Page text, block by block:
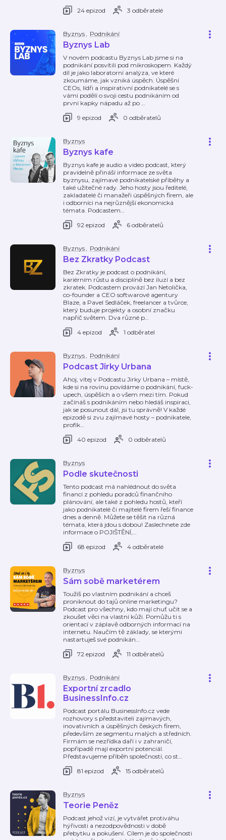
24 epizod
3 odběratelé
Byznys, Podnikání
Byznys Lab
V novém podcastu Byznys Lab jsme si na
podnikání posvítili pod mikroskopem. Každý
díl je jako laboratorní analýza, ve které
zkoumáme, jak vzniká úspěch. Úspěšní
CEOs, lídři a inspirativní podnikatelé se s
vámi podělí o svoji cestu podnikáním od
první kapky nápadu až po …
9 epizod
0 odběratelů
Byznys
Byznys kafe
Byznys kafe je audio a video podcast, který
pravidelně přináší informace ze světa
byznysu, zajímavé podnikatelské příběhy a
také užitečné rady. Jeho hosty jsou ředitelé,
zakladatelé či manažeři úspěšných firem, ale
i odborníci na nejrůznější ekonomická
témata. Podcastem…
92 epizod
6 odběratelů
Byznys, Podnikání
Bez Zkratky Podcast
Bez Zkratky je podcast o podnikání,
kariérním růstu a disciplíně bez iluzí a bez
zkratek. Podcastem provází Jan Netolička,
co-founder a CEO softwarové agentury
Blaze, a Pavel Sedláček, freelancer a tvůrce,
který buduje projekty a osobní značku
napříč světem. Dva různé p…
4 epizod
1 odběratel
Byznys, Podnikání
Podcast Jirky Urbana
Ahoj, vítej v Podcastu Jirky Urbana – místě,
kde si na rovinu povídáme o podnikání, fuck-
upech, úspěších a o všem mezi tím. Pokud
začínáš s podnikáním nebo hledáš inspiraci,
jak se posunout dál, jsi tu správně! V každé
epizodě si zvu zajímavé hosty – podnikatele,
profík…
40 epizod
0 odběratelů
Byznys
Podle skutečnosti
Tento podcast má nahlédnout do světa
financí z pohledu poradců finančního
plánování, ale také z pohledu hostů, kteří
jako podnikatelé či majitelé firem řeší finance
dnes a denně. Můžete se těšit na různá
témata, která jdou s dobou! Zaslechnete zde
informace o POJIŠTĚNÍ,…
68 epizod
4 odběratelé
Byznys
Sám sobě marketérem
Toužíš po vlastním podnikání a chceš
proniknout do tajů online marketingu?
Podcast pro všechny, kdo mají chuť učit se a
zkoušet věci na vlastní kůži. Pomůžu ti s
orientací v záplavě odborných informací na
internetu. Naučím tě základy, se kterými
nastartuješ své podnikán…
72 epizod
11 odběratelů
Byznys, Podnikání
Exportní zrcadlo
BusinessInfo.cz
Podcast portálu BusinessInfo.cz vede
rozhovory s představiteli zajímavých,
inovativních a úspěšných českých firem,
především ze segmentu malých a středních.
Firmám se nezřídka daří i v zahraničí,
popřípadě mají exportní potenciál.
Představujeme příběh společností, co st…
81 epizod
15 odběratelů
Byznys
Teorie Peněz
Podcast jehož vizí, je vytvářet protiváhu
hýřivosti a nezodpovědnosti v době
přebytku a pokušení. Cílem je do společnosti